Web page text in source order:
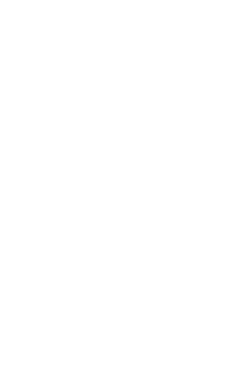
몬세라트 카드를 수령하려면